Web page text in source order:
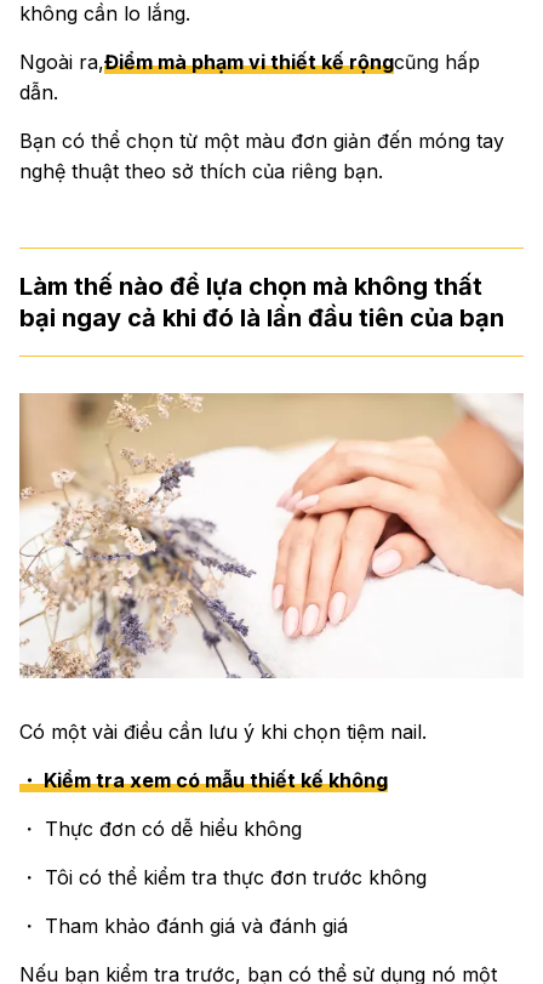
không cần lo lắng.
Ngoài ra,Điểm mà phạm vi thiết kế rộngcũng hấp
dẫn.
Bạn có thể chọn từ một màu đơn giản đến móng tay
nghệ thuật theo sở thích của riêng bạn.
Làm thế nào để lựa chọn mà không thất
bại ngay cả khi đó là lần đầu tiên của bạn
Có một vài điều cần lưu ý khi chọn tiệm nail.
・ Kiểm tra xem có mẫu thiết kế không
・ Thực đơn có dễ hiểu không
・ Tôi có thể kiểm tra thực đơn trước không
・ Tham khảo đánh giá và đánh giá
Nếu bạn kiểm tra trước, bạn có thể sử dụng nó một